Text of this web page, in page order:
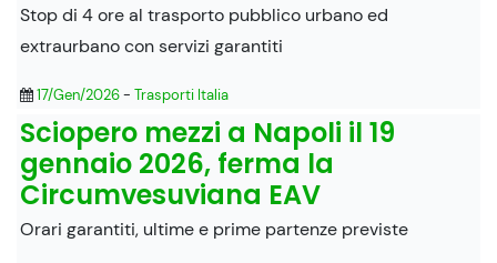
Stop di 4 ore al trasporto pubblico urbano ed
extraurbano con servizi garantiti
17/Gen/2026- Trasporti Italia
Sciopero mezzi a Napoli il 19
gennaio 2026, ferma la
Circumvesuviana EAV
Orari garantiti, ultime e prime partenze previste